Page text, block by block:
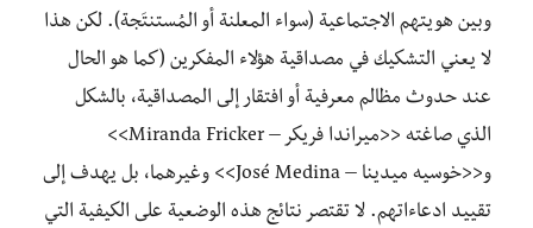
وبين هويتهم الاجتماعية (سواء المعلنة أو المُستنتَجة). لكن هذا
لا يعني التشكيك في مصداقية هؤلاء المفكرين (كما هو الحال
عند حدوث مظالم معرفية أو افتقار إلى المصداقية، بالشكل
الذي صاغته <<ميراندا فريكر – Miranda Fricker>>
و<<خوسيه ميدينا – José Medina>> وغيرهما، بل يهدف إلى
تقييد ادعاءاتهم. لا تقتصر نتائج هذه الوضعية على الكيفية التي